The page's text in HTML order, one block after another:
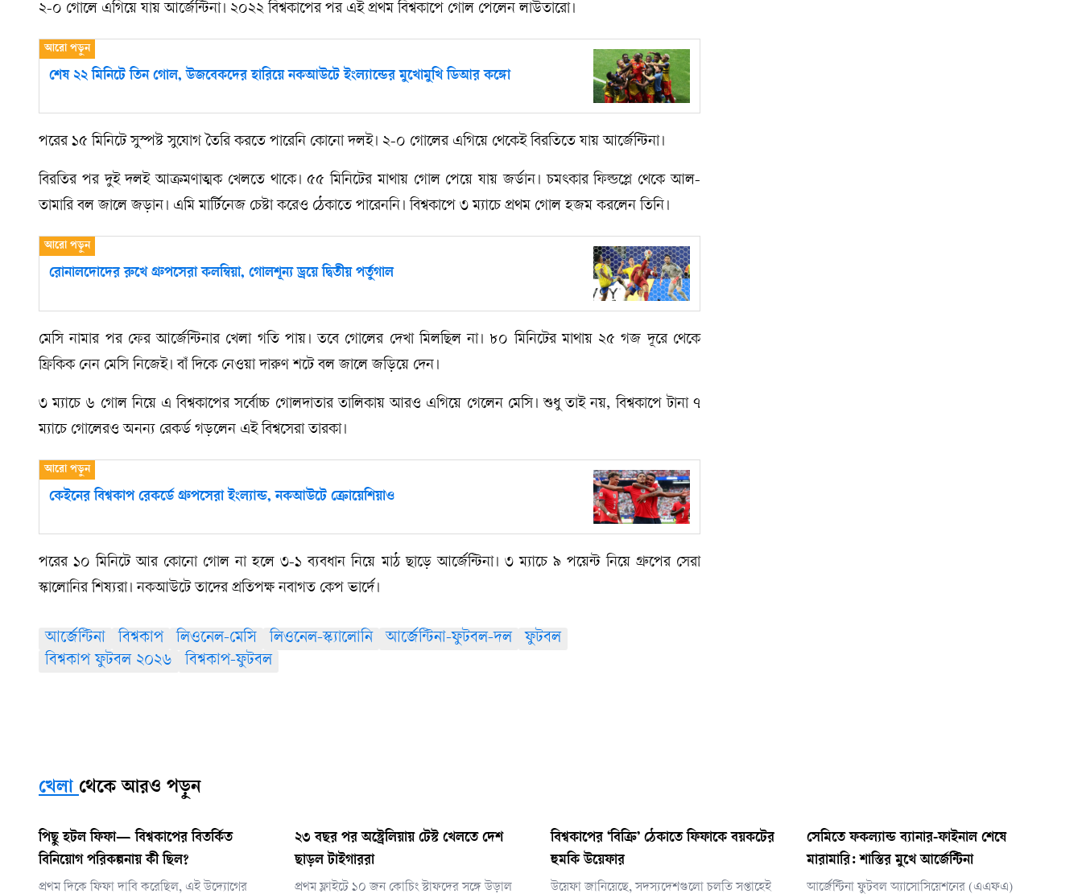
২-০ গোলে এগিয়ে যায় আর্জেন্টিনা। ২০২২ বিশ্বকাপের পর এই প্রথম বিশ্বকাপে গোল পেলেন লাউতারো।
শেষ ২২ মিনিটে তিন গোল, উজবেকদের হারিয়ে নকআউটে ইংল্যান্ডের মুখোমুখি ডিআর কঙ্গো
পরের ১৫ মিনিটে সুস্পষ্ট সুযোগ তৈরি করতে পারেনি কোনো দলই। ২-০ গোলের এগিয়ে থেকেই বিরতিতে যায় আর্জেন্টিনা।
বিরতির পর দুই দলই আক্রমণাত্মক খেলতে থাকে। ৫৫ মিনিটের মাথায় গোল পেয়ে যায় জর্ডান। চমৎকার ফিল্ডপ্লে থেকে আল-
তামারি বল জালে জড়ান। এমি মার্টিনেজ চেষ্টা করেও ঠেকাতে পারেননি। বিশ্বকাপে ৩ ম্যাচে প্রথম গোল হজম করলেন তিনি।
রোনালদোদের রুখে গ্রুপসেরা কলম্বিয়া, গোলশূন্য ড্রয়ে দ্বিতীয় পর্তুগাল
মেসি নামার পর ফের আর্জেন্টিনার খেলা গতি পায়। তবে গোলের দেখা মিলছিল না। ৮০ মিনিটের মাথায় ২৫ গজ দূরে থেকে
ফ্রিকিক নেন মেসি নিজেই। বাঁ দিকে নেওয়া দারুণ শটে বল জালে জড়িয়ে দেন।
৩ ম্যাচে ৬ গোল নিয়ে এ বিশ্বকাপের সর্বোচ্চ গোলদাতার তালিকায় আরও এগিয়ে গেলেন মেসি। শুধু তাই নয়, বিশ্বকাপে টানা ৭
ম্যাচে গোলেরও অনন্য রেকর্ড গড়লেন এই বিশ্বসেরা তারকা।
কেইনের বিশ্বকাপ রেকর্ডে গ্রুপসেরা ইংল্যান্ড, নকআউটে ক্রোয়েশিয়াও
পরের ১০ মিনিটে আর কোনো গোল না হলে ৩-১ ব্যবধান নিয়ে মাঠ ছাড়ে আর্জেন্টিনা। ৩ ম্যাচে ৯ পয়েন্ট নিয়ে গ্রুপের সেরা
স্কালোনির শিষ্যরা। নকআউটে তাদের প্রতিপক্ষ নবাগত কেপ ভার্দে।
আর্জেন্টিনা বিশ্বকাপ লিওনেল-মেসি লিওনেল-স্ক্যালোনি আর্জেন্টিনা-ফুটবল-দল
ফুটবল
বিশ্বকাপ ফুটবল ২০২৬
বিশ্বকাপ-ফুটবল
খেলা থেকে আরও পড়ুন
পিছু হটল ফিফা— বিশ্বকাপের বিতর্কিত
বিনিয়োগ পরিকল্পনায় কী ছিল?
প্রথম দিকে ফিফা দাবি করেছিল, এই উদ্যোগের
২৩ বছর পর অস্ট্রেলিয়ায় টেস্ট খেলতে দেশ
ছাড়ল টাইগাররা
প্রথম ফ্লাইটে ১০ জন কোচিং স্টাফদের সঙ্গে উড়াল
বিশ্বকাপের ‘বিক্রি’ ঠেকাতে ফিফাকে বয়কটের
হুমকি উয়েফার
উয়েফা জানিয়েছে, সদস্যদেশগুলো চলতি সপ্তাহেই
সেমিতে ফকল্যান্ড ব্যানার-ফাইনাল শেষে
মারামারি: শাস্তির মুখে আর্জেন্টিনা
আর্জেন্টিনা ফুটবল অ্যাসোসিয়েশনের (এএফএ)